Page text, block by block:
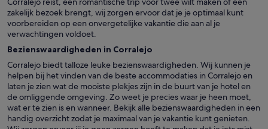
zakelijk bezoek brengt, wij zorgen ervoor dat je je optimaal kunt
voorbereiden op een onvergetelijke vakantie die aan al je
verwachtingen voldoet.
Bezienswaardigheden in Corralejo
Corralejo biedt talloze leuke bezienswaardigheden. Wij kunnen je
helpen bij het vinden van de beste accommodaties in Corralejo en
laten je zien wat de mooiste plekjes zijn in de buurt van je hotel en
de omliggende omgeving. Zo weet je precies waar je heen moet,
wat er te zien is en wanneer. Bekijk alle bezienswaardigheden in een
handig overzicht zodat je maximaal van je vakantie kunt genieten.